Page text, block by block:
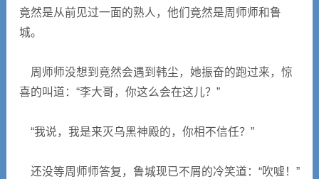
竟然是从前见过一面的熟人，他们竟然是周师师和鲁
城。
周师师没想到竟然会遇到韩尘，她振奋的跑过来，惊
喜的叫道：“李大哥，你这么会在这儿？”
“我说，我是来灭乌黑神殿的，你相不信任？”
还没等周师师答复，鲁城现已不屑的冷笑道：“吹嘘！”